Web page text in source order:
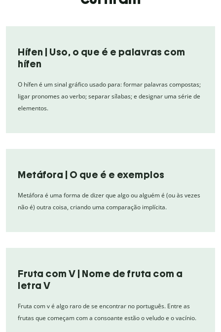
Hífen | Uso, o que é e palavras com
hífen
O hífen é um sinal gráfico usado para: formar palavras compostas;
ligar pronomes ao verbo; separar sílabas; e designar uma série de
elementos.
Metáfora | O que é e exemplos
Metáfora é uma forma de dizer que algo ou alguém é (ou às vezes
não é) outra coisa, criando uma comparação implícita.
Fruta com V | Nome de fruta com a
letra V
Fruta com v é algo raro de se encontrar no português. Entre as
frutas que começam com a consoante estão o veludo e o vacínio.